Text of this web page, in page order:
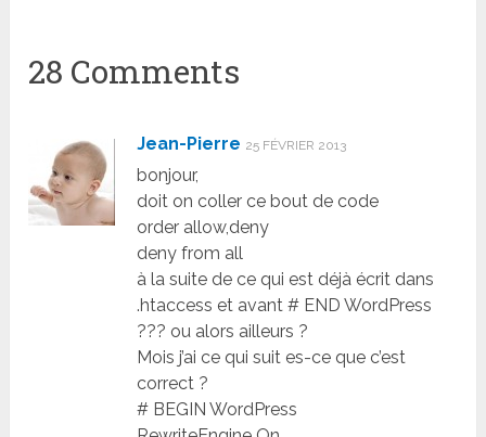
28 Comments
Jean-Pierre 25 FÉVRIER 2013
bonjour,
doit on coller ce bout de code
order allow,deny
deny from all
à la suite de ce qui est déjà écrit dans
.htaccess et avant # END WordPress
??? ou alors ailleurs ?
Mois j’ai ce qui suit es-ce que c’est
correct ?
# BEGIN WordPress